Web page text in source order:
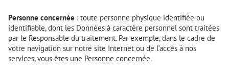
Personne concernée : toute personne physique identifiée ou
identifiable, dont les Données à caractère personnel sont traitées
par le Responsable du traitement. Par exemple, dans le cadre de
votre navigation sur notre site Internet ou de l’accès à nos
services, vous êtes une Personne concernée.